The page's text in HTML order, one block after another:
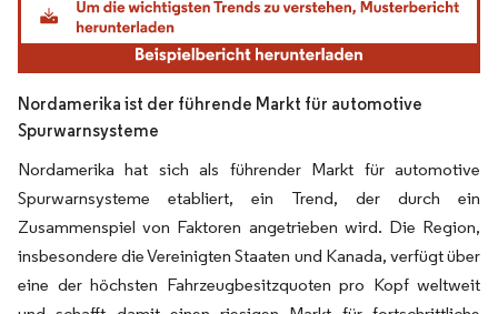
Nordamerika ist der führende Markt für automotive
Spurwarnsysteme
Nordamerika hat sich als führender Markt für automotive
Spurwarnsysteme etabliert, ein Trend, der durch ein
Zusammenspiel von Faktoren angetrieben wird. Die Region,
insbesondere die Vereinigten Staaten und Kanada, verfügt über
eine der höchsten Fahrzeugbesitzquoten pro Kopf weltweit